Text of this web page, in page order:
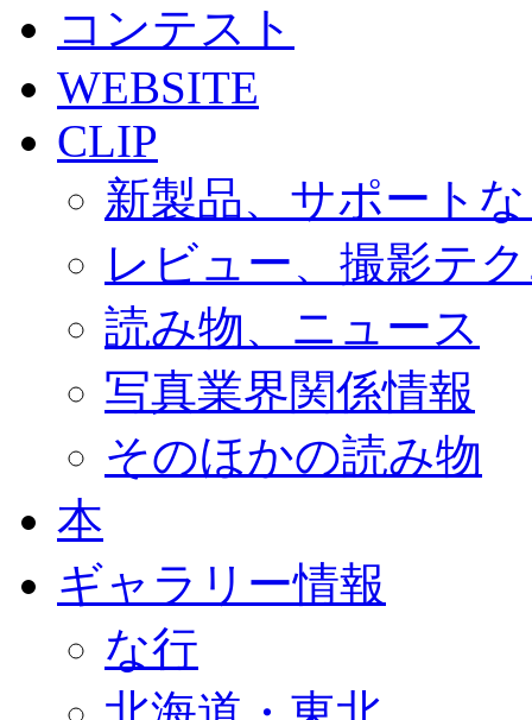
コンテスト
WEBSITE
CLIP
新製品、サポート
レビュー、撮影テ
読み物、ニュース
写真業界関係情報
そのほかの読み物
本
ギャラリー情報
な行